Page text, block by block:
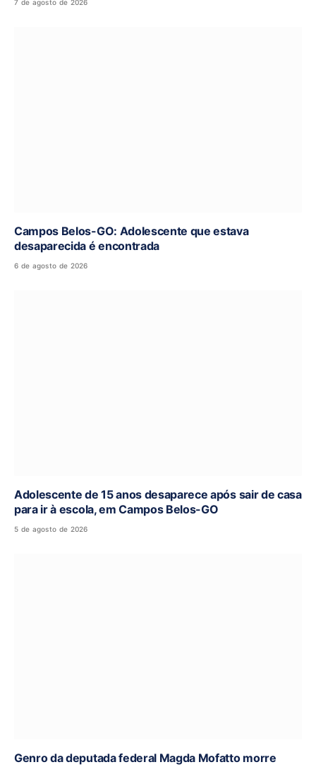
7 de agosto de 2026
Campos Belos-GO: Adolescente que estava
desaparecida é encontrada
6 de agosto de 2026
Adolescente de 15 anos desaparece após sair de casa
para ir à escola, em Campos Belos-GO
5 de agosto de 2026
Genro da deputada federal Magda Mofatto morre